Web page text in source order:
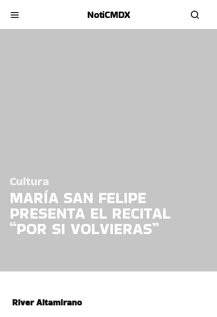
NotiCMDX
Cultura
MARÍA SAN FELIPE
PRESENTA EL RECITAL
“POR SI VOLVIERAS”
River Altamirano